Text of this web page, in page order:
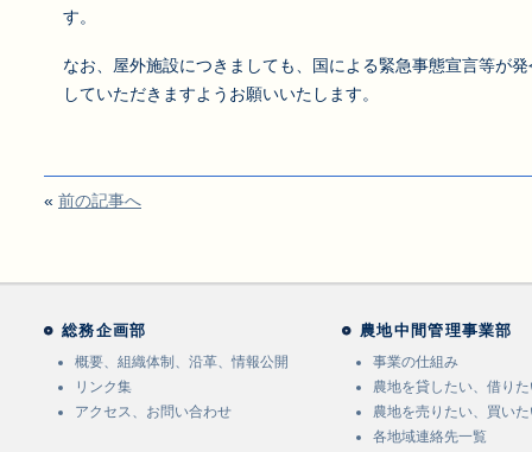
す。
なお、屋外施設につきましても、国による緊急事態宣言等が
していただきますようお願いいたします。
« 前の記事へ
総務企画部
概要、組織体制、沿革、情報公開
リンク集
アクセス、お問い合わせ
農地中間管理事業部
事業の仕組み
農地を貸したい、借り
農地を売りたい、買い
各地域連絡先一覧